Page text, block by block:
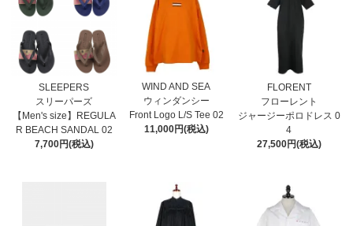
SLEEPERS
スリーパーズ
【Men's size】REGULA
R BEACH SANDAL 02
7,700円(税込)
WIND AND SEA
ウィンダンシー
Front Logo L/S Tee 02
11,000円(税込)
FLORENT
フローレント
ジャージーポロドレス 0
4
27,500円(税込)